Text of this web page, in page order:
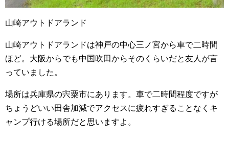
山崎アウトドアランド
山崎アウトドアランドは神戸の中心三ノ宮から車で二時間
ほど。大阪からでも中国吹田からそのくらいだと友人が言
っていました。
場所は兵庫県の宍粟市にあります。車で二時間程度ですが
ちょうどいい田舎加減でアクセスに疲れすぎることなくキ
ャンプ行ける場所だと思いますよ。